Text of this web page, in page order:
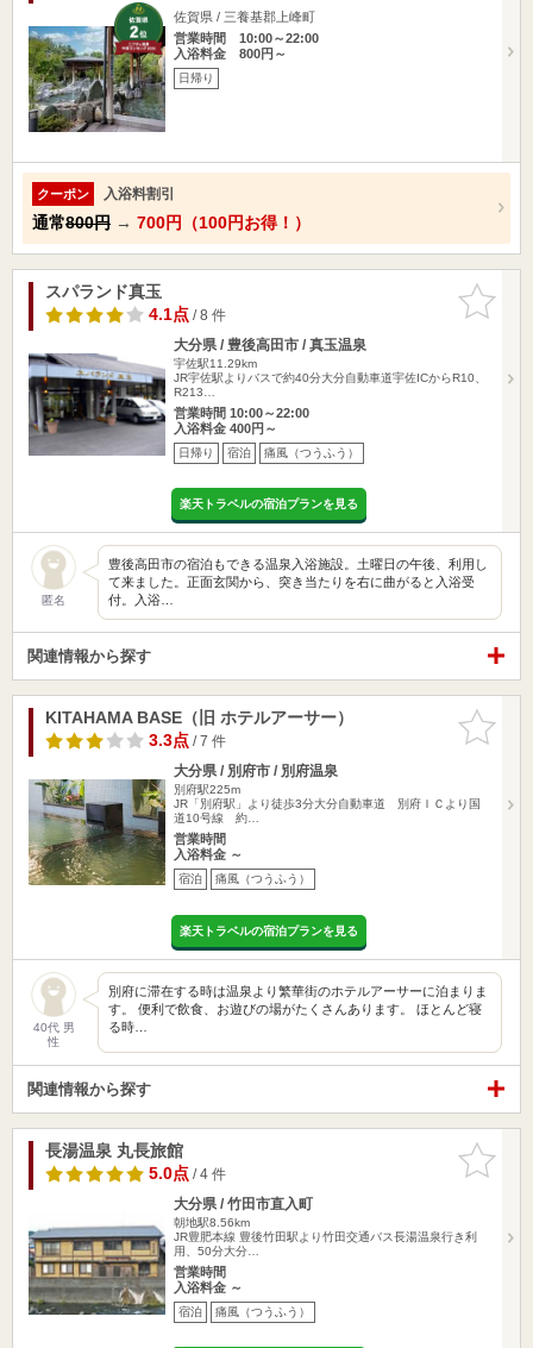
佐賀県 / 三養基郡上峰町
営業時間 10:00～22:00
入浴料金 800円～
日帰り
クーポン 入浴料割引
通常800円 → 700円（100円お得！）
お気に入
りに追加
スパランド真玉
4.1点/ 8 件
大分県 / 豊後高田市 / 真玉温泉
宇佐駅11.29km
JR宇佐駅よりバスで約40分大分自動車道宇佐ICからR10、
R213…
営業時間 10:00～22:00
入浴料金 400円～
日帰り 宿泊 痛風（つうふう）
楽天トラベルの宿泊プランを見る
匿名
豊後高田市の宿泊もできる温泉入浴施設。土曜日の午後、利用し
て来ました。正面玄関から、突き当たりを右に曲がると入浴受
付。入浴…
関連情報から探す
お気に入
りに追加
KITAHAMA BASE（旧 ホテルアーサー）
3.3点/ 7 件
大分県 / 別府市 / 別府温泉
別府駅225m
JR「別府駅」より徒歩3分大分自動車道 別府ＩＣより国
道10号線 約…
営業時間
入浴料金 ～
宿泊 痛風（つうふう）
楽天トラベルの宿泊プランを見る
40代 男
性
別府に滞在する時は温泉より繁華街のホテルアーサーに泊まりま
す。 便利で飲食、お遊びの場がたくさんあります。 ほとんど寝
る時…
関連情報から探す
お気に入
りに追加
長湯温泉 丸長旅館
5.0点/ 4 件
大分県 / 竹田市直入町
朝地駅8.56km
JR豊肥本線 豊後竹田駅より竹田交通バス長湯温泉行き利
用、50分大分…
営業時間
入浴料金 ～
宿泊 痛風（つうふう）